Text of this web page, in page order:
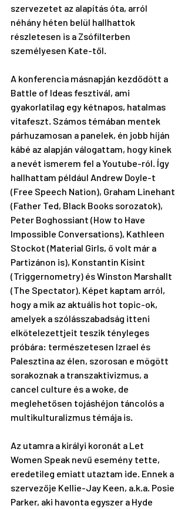
szervezetet az alapítás óta, arról
néhány héten belül hallhattok
részletesen is a Zsófilterben
személyesen Kate-től.
A konferencia másnapján kezdődött a
Battle of Ideas fesztivál, ami
gyakorlatilag egy kétnapos, hatalmas
vitafeszt. Számos témában mentek
párhuzamosan a panelek, én jobb híján
kábé az alapján válogattam, hogy kinek
a nevét ismerem fel a Youtube-ról. Így
hallhattam például Andrew Doyle-t
(Free Speech Nation), Graham Linehant
(Father Ted, Black Books sorozatok),
Peter Boghossiant (How to Have
Impossible Conversations), Kathleen
Stockot (Material Girls, ő volt már a
Partizánon is), Konstantin Kisint
(Triggernometry) és Winston Marshallt
(The Spectator). Képet kaptam arról,
hogy a mik az aktuális hot topic-ok,
amelyek a szólásszabadság itteni
elkötelezettjeit teszik tényleges
próbára: természetesen Izrael és
Palesztina az élen, szorosan e mögött
sorakoznak a transzaktivizmus, a
cancel culture és a woke, de
meglehetősen tojáshéjon táncolós a
multikulturalizmus témája is.
Az utamra a királyi koronát a Let
Women Speak nevű esemény tette,
eredetileg emiatt utaztam ide. Ennek a
szervezője Kellie-Jay Keen, a.k.a. Posie
Parker, aki havonta egyszer a Hyde